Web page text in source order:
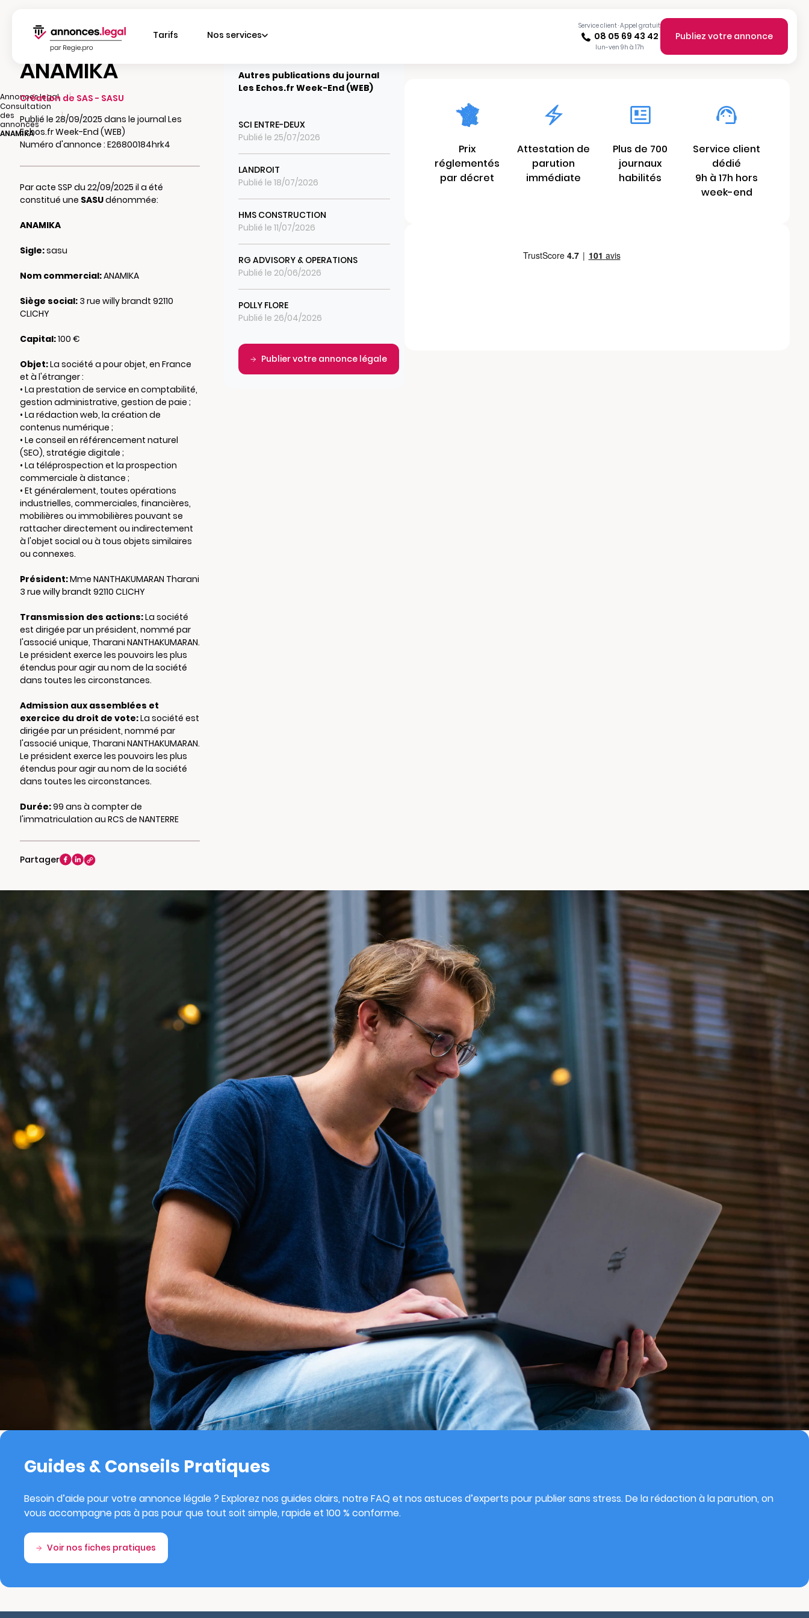
Tarifs Nos services
Service client · Appel gratuit
08 05 69 43 42
lun-ven 9h à 17h
Publiez votre annonce
Annonces.legal
|
Consultation
des
annonces
|
ANAMIKA
ANAMIKA
Création de SAS - SASU
Publié le 28/09/2025 dans le journal Les
Echos.fr Week-End (WEB)
Numéro d'annonce : E26800184hrk4
Par acte SSP du 22/09/2025 il a été
constitué une SASUdénommée:
ANAMIKA
Sigle:sasu
Nom commercial:ANAMIKA
Siège social:3 rue willy brandt 92110
CLICHY
Capital:100 €
Objet:La société a pour objet, en France
et à l'étranger :
• La prestation de service en comptabilité,
gestion administrative, gestion de paie ;
• La rédaction web, la création de
contenus numérique ;
• Le conseil en référencement naturel
(SEO), stratégie digitale ;
• La téléprospection et la prospection
commerciale à distance ;
• Et généralement, toutes opérations
industrielles, commerciales, financières,
mobilières ou immobilières pouvant se
rattacher directement ou indirectement
à l'objet social ou à tous objets similaires
ou connexes.
Président:Mme NANTHAKUMARAN Tharani
3 rue willy brandt 92110 CLICHY
Transmission des actions:La société
est dirigée par un président, nommé par
l'associé unique, Tharani NANTHAKUMARAN.
Le président exerce les pouvoirs les plus
étendus pour agir au nom de la société
dans toutes les circonstances.
Admission aux assemblées et
exercice du droit de vote:La société est
dirigée par un président, nommé par
l'associé unique, Tharani NANTHAKUMARAN.
Le président exerce les pouvoirs les plus
étendus pour agir au nom de la société
dans toutes les circonstances.
Durée:99 ans à compter de
l'immatriculation au RCS de NANTERRE
Partager
Autres publications du journal
Les Echos.fr Week-End (WEB)
SCI ENTRE-DEUX
Publié le 25/07/2026
LANDROIT
Publié le 18/07/2026
HMS CONSTRUCTION
Publié le 11/07/2026
RG ADVISORY & OPERATIONS
Publié le 20/06/2026
POLLY FLORE
Publié le 26/04/2026
Publier votre annonce légale
Prix
réglementés
par décret
Attestation de
parution
immédiate
Plus de 700
journaux
habilités
Service client
dédié
9h à 17h hors
week-end
Guides & Conseils Pratiques
Besoin d’aide pour votre annonce légale ? Explorez nos guides clairs, notre FAQ et nos astuces d’experts pour publier sans stress. De la rédaction à la parution, on
vous accompagne pas à pas pour que tout soit simple, rapide et 100 % conforme.
Voir nos fiches pratiques